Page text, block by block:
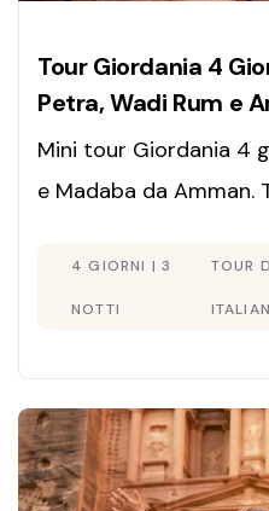
Tour Giordania 4
Petra, Wadi Rum e
Mini tour Giordania 4
e Madaba da Amman.
Ora il Tuo Posto!
4 GIORNI | 3
NOTTI
TOUR